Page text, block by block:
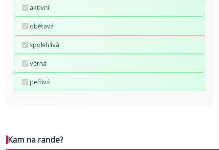
aktivní
obětavá
spolehlivá
věrná
pečlivá
Kam na rande?